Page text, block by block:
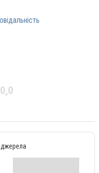
0,0
джерела